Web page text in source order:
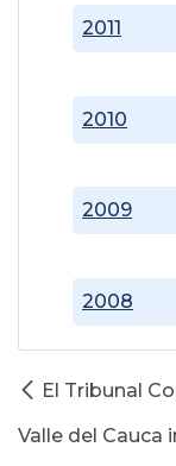
2008
2009
2010
2011
El Tribunal
Valle del Cauca